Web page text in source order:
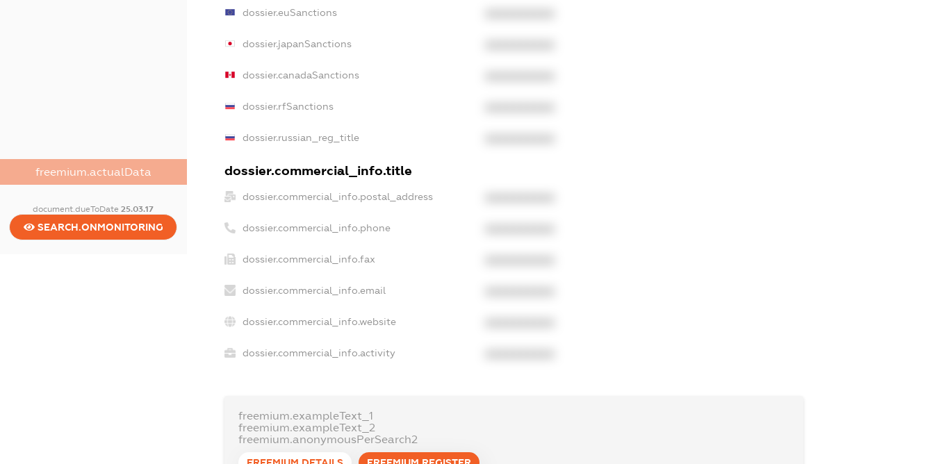
freemium.actualData
document.dueToDate25.03.17
SEARCH.ONMONITORING
dossier.euSanctions
dossier.japanSanctions
dossier.canadaSanctions
dossier.rfSanctions
dossier.russian_reg_title
dossier.commercial_info.title
dossier.commercial_info.postal_address
dossier.commercial_info.phone
dossier.commercial_info.fax
dossier.commercial_info.email
dossier.commercial_info.website
dossier.commercial_info.activity
freemium.exampleText_1
freemium.exampleText_2
freemium.anonymousPerSearch2